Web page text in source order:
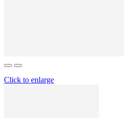
Click to enlarge